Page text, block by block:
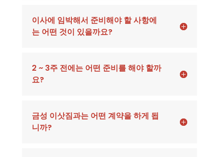
이사에 임박해서 준비해야 할 사항에
는 어떤 것이 있을까요?
2 ~ 3주 전에는 어떤 준비를 해야 할까
요?
금성 이삿짐과는 어떤 계약을 하게 됩
니까?